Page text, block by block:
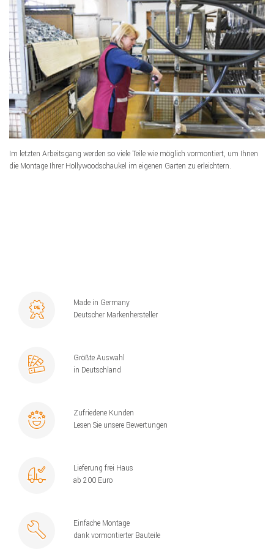
Im letzten Arbeitsgang werden so viele Teile wie möglich vormontiert, um Ihnen
die Montage Ihrer Hollywoodschaukel im eigenen Garten zu erleichtern.
Made in Germany
Deutscher Markenhersteller
Größte Auswahl
in Deutschland
Zufriedene Kunden
Lesen Sie unsere Bewertungen
Lieferung frei Haus
ab 200 Euro
Einfache Montage
dank vormontierter Bauteile